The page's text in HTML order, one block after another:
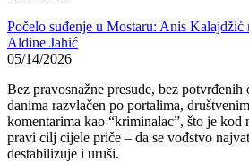
Počelo suđenje u Mostaru: Anis
Aldine Jahić
05/14/2026
Bez pravosnažne presude, bez
danima razvlačen po portalima,
komentarima kao “kriminalac”, što je kod
pravi cilj cijele priče – da se vođstvo
destabilizuje i uruši.